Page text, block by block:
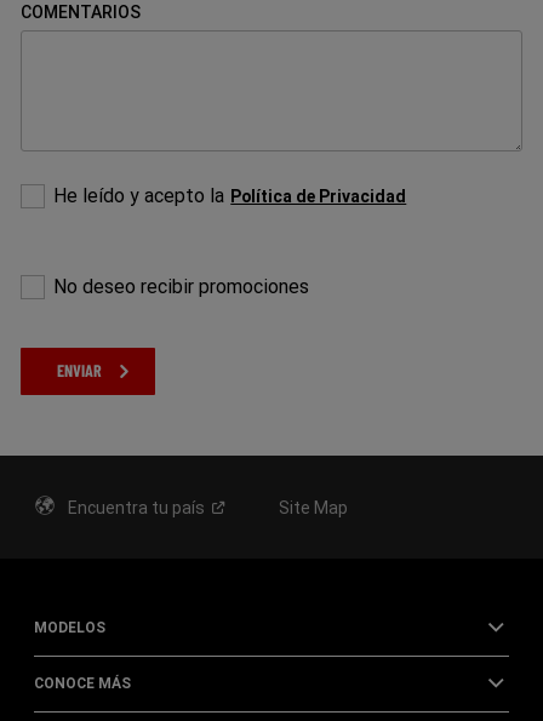
COMENTARIOS
He leído y acepto la CAMPO
Política de Privacidad
No deseo recibir promociones
Encuentra tu país Site Map
MODELOS
CONOCE MÁS